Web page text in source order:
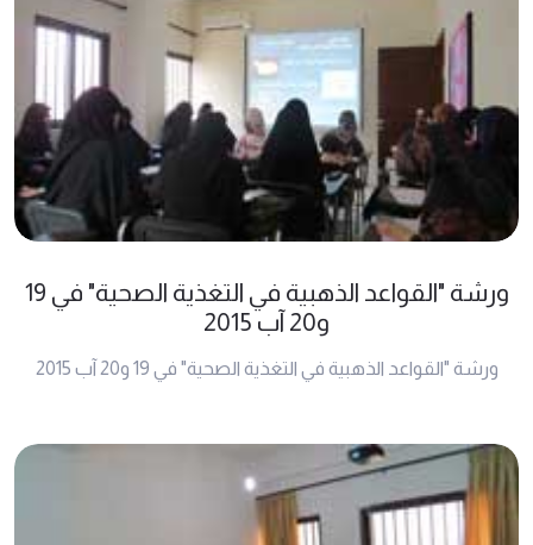
ورشة "القواعد الذهبية في التغذية الصحية" في 19
و20 آب 2015
ورشة "القواعد الذهبية في التغذية الصحية" في 19 و20 آب 2015